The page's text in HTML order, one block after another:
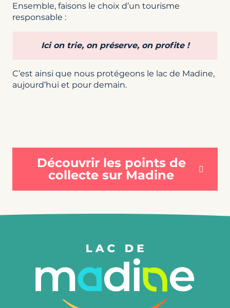
Ensemble, faisons le choix d’un tourisme
responsable :
Ici on trie, on préserve, on profite !
C’est ainsi que nous protégeons le lac de Madine,
aujourd’hui et pour demain.
Découvrir les points de
collecte sur Madine